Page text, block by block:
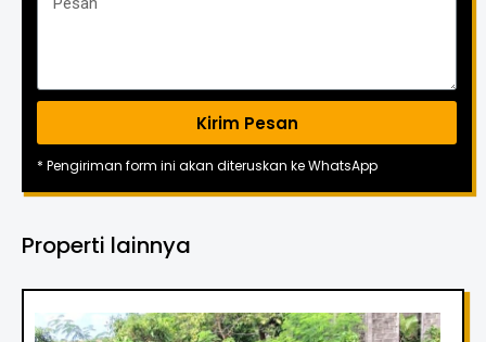
Kirim Pesan
* Pengiriman form ini akan diteruskan ke WhatsApp
Properti lainnya